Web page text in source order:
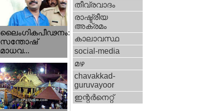
ലൈംഗികപീഢനം:
സന്തോഷ്
മാധവ...
തീവ്രവാദം
രാഷ്ട്രീയ
അക്രമം
കാലാവസ്ഥ
social-media
മഴ
chavakkad-
guruvayoor
ഇന്റര്‍നെറ്റ്‌